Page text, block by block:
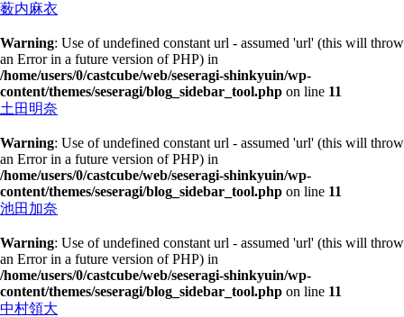
薮内麻衣
Warning: Use of undefined constant url - assumed 'url' (this will throw
an Error in a future version of PHP) in
/home/users/0/castcube/web/seseragi-shinkyuin/wp-
content/themes/seseragi/blog_sidebar_tool.php on line 11
土田明奈
Warning: Use of undefined constant url - assumed 'url' (this will throw
an Error in a future version of PHP) in
/home/users/0/castcube/web/seseragi-shinkyuin/wp-
content/themes/seseragi/blog_sidebar_tool.php on line 11
池田加奈
Warning: Use of undefined constant url - assumed 'url' (this will throw
an Error in a future version of PHP) in
/home/users/0/castcube/web/seseragi-shinkyuin/wp-
content/themes/seseragi/blog_sidebar_tool.php on line 11
中村領大